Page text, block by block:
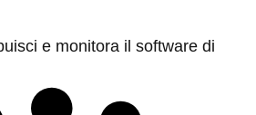
e monitora il software di